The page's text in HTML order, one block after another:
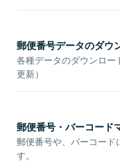
郵便番号データのダウ
各種データのダウンロー
更新）
郵便番号・バーコード
郵便番号や、バーコード
す。